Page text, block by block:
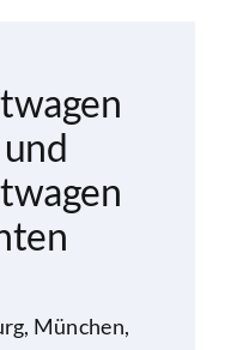
München,